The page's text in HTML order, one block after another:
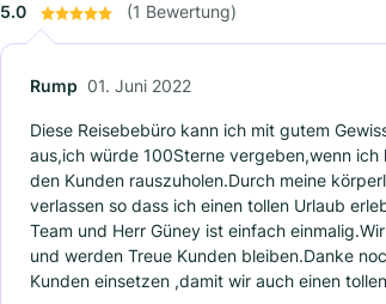
5.0 (1 Bewertung)
Rump 01. Juni 2022
Diese Reisebebüro kann ich mit gutem
aus,ich würde 100Sterne vergeben,wenn
den Kunden rauszuholen.Durch meine
verlassen so dass ich einen tollen Urlaub
Team und Herr Güney ist einfach
und werden Treue Kunden bleiben.Danke
Kunden einsetzen ,damit wir auch einen